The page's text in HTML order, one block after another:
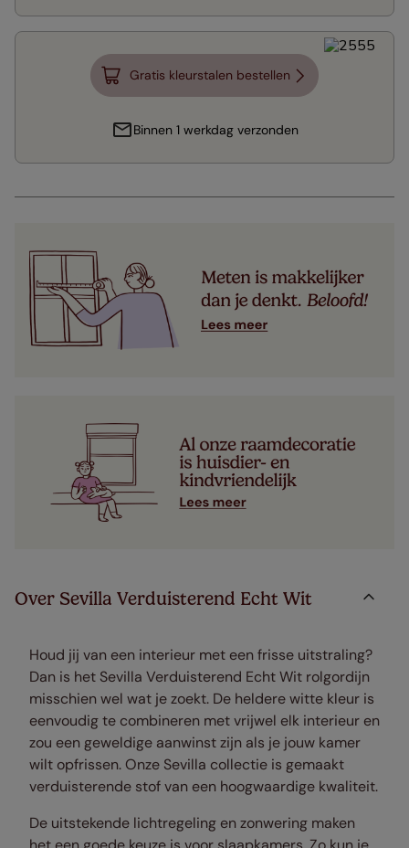
Gratis kleurstalen bestellen
Binnen 1 werkdag verzonden
Over Sevilla Verduisterend Echt Wit
Houd jij van een interieur met een frisse uitstraling?
Dan is het Sevilla Verduisterend Echt Wit rolgordijn
misschien wel wat je zoekt. De heldere witte kleur is
eenvoudig te combineren met vrijwel elk interieur en
zou een geweldige aanwinst zijn als je jouw kamer
wilt opfrissen. Onze Sevilla collectie is gemaakt
verduisterende stof van een hoogwaardige kwaliteit.
De uitstekende lichtregeling en zonwering maken